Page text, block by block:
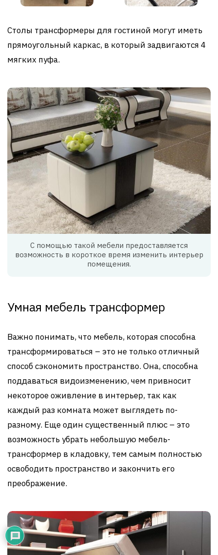
Столы трансформеры для гостиной могут иметь
прямоугольный каркас, в который задвигаются 4
мягких пуфа.
С помощью такой мебели предоставляется
возможность в короткое время изменить интерьер
помещения.
Умная мебель трансформер
Важно понимать, что мебель, которая способна
трансформироваться – это не только отличный
способ сэкономить пространство. Она, способна
поддаваться видоизменению, чем привносит
некоторое оживление в интерьер, так как
каждый раз комната может выглядеть по-
разному. Еще один существенный плюс – это
возможность убрать небольшую мебель-
трансформер в кладовку, тем самым полностью
освободить пространство и закончить его
преображение.